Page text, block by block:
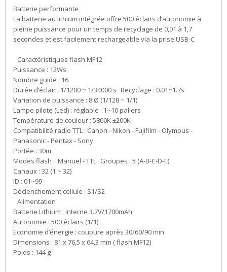
Batterie performante
La batterie au lithium intégrée offre 500 éclairs d’autonomie à
pleine puissance pour un temps de recyclage de 0,01 à 1,7
secondes et est facilement rechargeable via la prise USB-C
Caractéristiques flash MF12
Puissance : 12Ws
Nombre guide : 16
Durée d’éclair : 1/1200 ~ 1/34000 s Recyclage : 0.01~1.7s
Variation de puissance : 8 Ø (1/128 ~ 1/1)
Lampe pilote (Led) : réglable : 1~10 paliers
Température de couleur : 5800K ±200K
Compatibilité radio TTL : Canon - Nikon - Fujifilm - Olympus -
Panasonic - Pentax - Sony
Portée : 30m
Modes flash : Manuel - TTL Groupes : 5 (A-B-C-D-E)
Canaux : 32 (1 ~ 32)
ID : 01~99
Déclenchement cellule : S1/S2
Alimentation
Batterie Lithium : interne 3.7V/1700mAh
Autonomie : 500 éclairs (1/1)
Economie d’énergie : coupure après 30/60/90 min.
Dimensions : 81 x 76,5 x 64,3 mm ( flash MF12)
Poids : 144 g